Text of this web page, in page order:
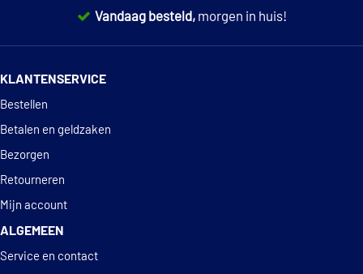
Vandaag besteld, morgen in huis!
KLANTENSERVICE
Bestellen
Betalen en geldzaken
Bezorgen
Retourneren
Mijn account
ALGEMEEN
Service en contact